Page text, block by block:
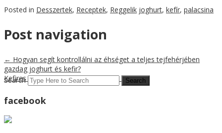
Posted in Desszertek, Receptek, Reggelik joghurt, kefír, palacsina
Post navigation
← Hogyan segít kontrollálni az éhséget a teljes tejfehérjében
gazdag joghurt és kefir?
Kefires okroska, a nyári hűsítő leves →
Search
facebook